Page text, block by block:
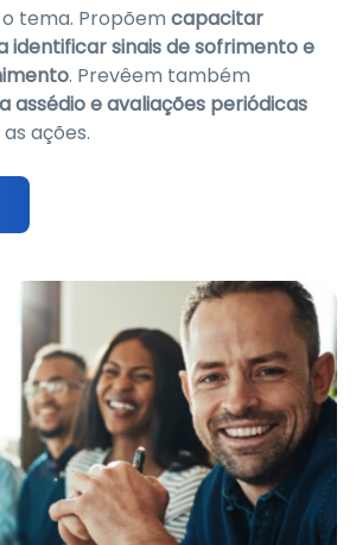
tema. Propõem capacitar
identificar sinais de sofrimento e
. Prevêem também
assédio e avaliações periódicas
ações.